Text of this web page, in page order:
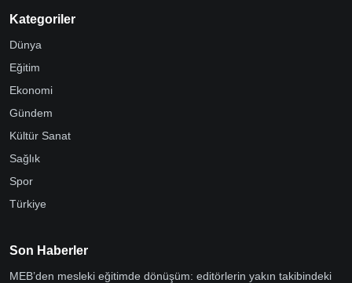
Kategoriler
Dünya
Eğitim
Ekonomi
Gündem
Kültür Sanat
Sağlık
Spor
Türkiye
Son Haberler
MEB’den mesleki eğitimde dönüşüm: editörlerin yakın takibindeki